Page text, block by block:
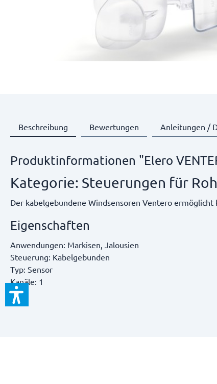
Beschreibung Bewertungen Anleitungen /
Produktinformationen "Elero
Kategorie: Steuerungen für
Der kabelgebundene Windsensoren Ventero
Eigenschaften
Anwendungen: Markisen, Jalousien
Steuerung: Kabelgebunden
Typ: Sensor
Kanäle: 1